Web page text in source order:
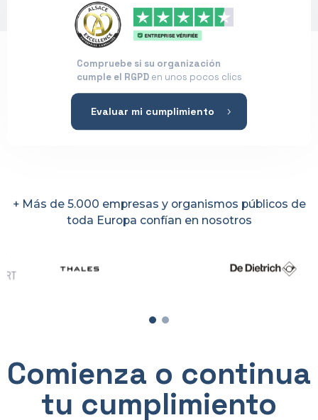
Compruebe si su organización
cumple el RGPD en unos pocos clics
Evaluar mi cumplimiento
+ Más de 5.000 empresas y organismos públicos de
toda Europa confían en nosotros
Comienza o continua
tu cumplimiento